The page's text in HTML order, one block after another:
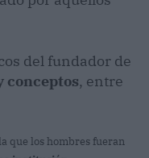
del fundador de
conceptos, entre
que los hombres fueran